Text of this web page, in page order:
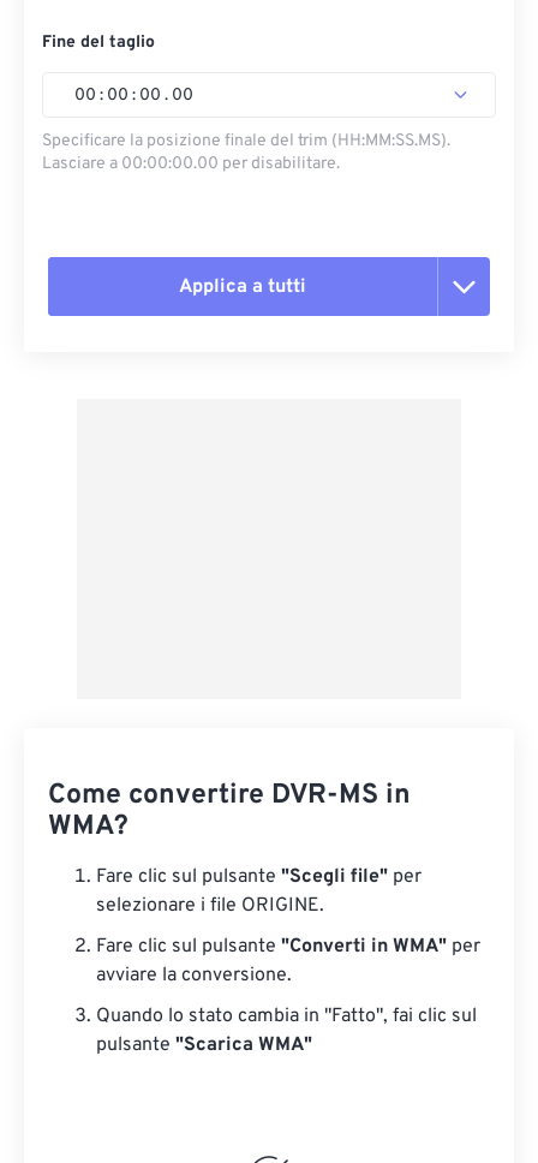
Fine del taglio
00 : 00 : 00 . 00
Specificare la posizione finale del trim (HH:MM:SS.MS).
Lasciare a 00:00:00.00 per disabilitare.
Applica a tutti
Come convertire DVR-MS in
WMA?
Fare clic sul pulsante "Scegli file" per
selezionare i file ORIGINE.
Fare clic sul pulsante "Converti in WMA" per
avviare la conversione.
Quando lo stato cambia in "Fatto", fai clic sul
pulsante "Scarica WMA"